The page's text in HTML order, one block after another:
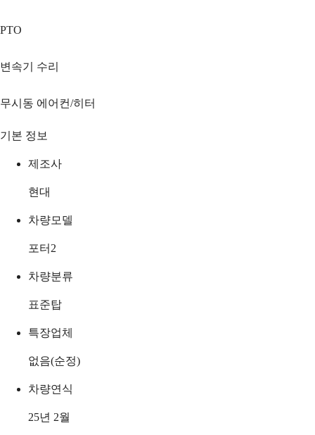
PTO
변속기 수리
무시동 에어컨/히터
기본 정보
제조사
현대
차량모델
포터2
차량분류
표준탑
특장업체
없음(순정)
차량연식
25년 2월